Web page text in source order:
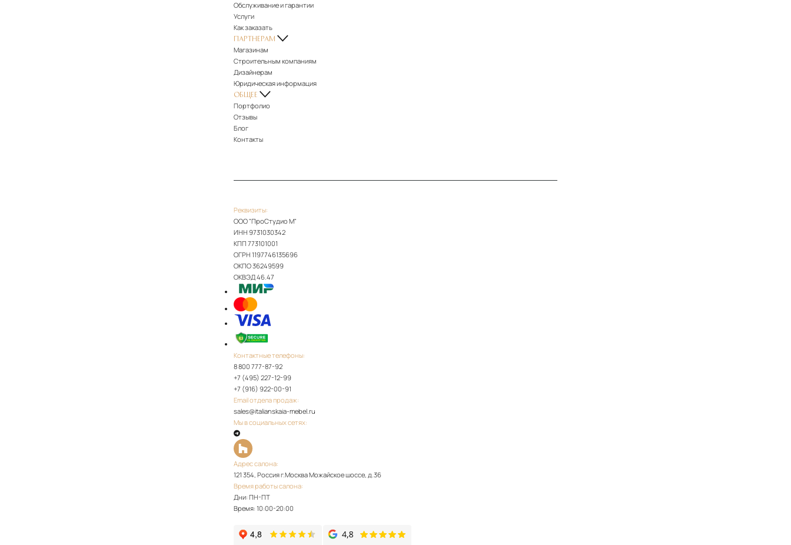
Обслуживание и гарантии
Услуги
Как заказать
ПАРТНЕРАМ
Магазинам
Строительным компаниям
Дизайнерам
Юридическая информация
ОБЩЕЕ
Портфолио
Отзывы
Блог
Контакты
Реквизиты:
ООО "ПроСтудио М"
ИНН 9731030342
КПП 773101001
ОГРН 1197746135696
ОКПО 36249599
ОКВЭД 46.47
Контактные телефоны:
8 800 777-87-92
+7 (495) 227-12-99
+7 (916) 922-00-91
Email отдела продаж:
sales@italianskaia-mebel.ru
Мы в социальных сетях:
Адрес салона:
121 354, Россия г.Москва Можайское шоссе, д.36
Время работы салона:
Дни: ПН-ПТ
Время: 10:00-20:00